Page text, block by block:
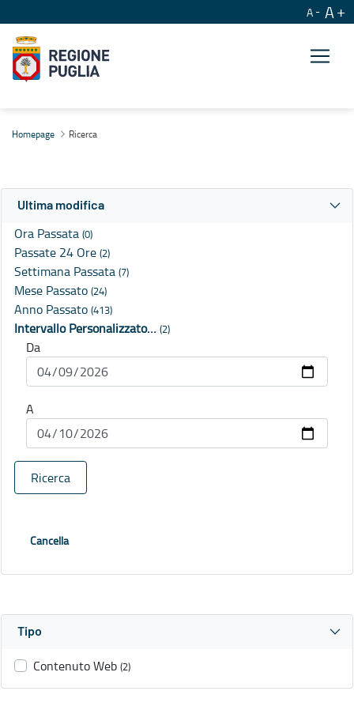
A A
Homepage Ricerca
Ultima modifica
Ora Passata (0)
Passate 24 Ore (2)
Settimana Passata (7)
Mese Passato (24)
Anno Passato (413)
Intervallo Personalizzato… (2)
Da
A
Ricerca
Cancella
Tipo
Contenuto Web (2)